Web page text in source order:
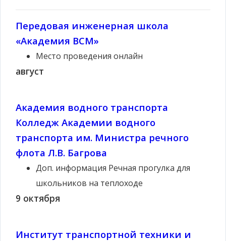
Передовая инженерная школа
«Академия ВСМ»
Место проведения онлайн
август
Академия водного транспорта
Колледж Академии водного
транспорта им. Министра речного
флота Л.В. Багрова
Доп. информация Речная прогулка для
школьников на теплоходе
9 октября
Институт транспортной техники и